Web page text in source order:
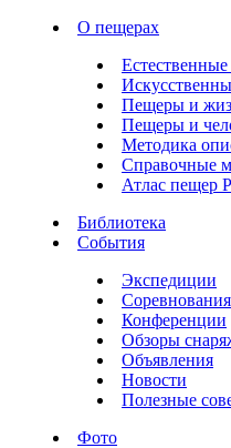
О пещерах
Пещеры и
Пещеры и
Методика
Справочные
Атлас пещер
Библиотека
События
Экспедиции
Соревнования
Конференции
Обзоры
Объявления
Новости
Полезные
Фото